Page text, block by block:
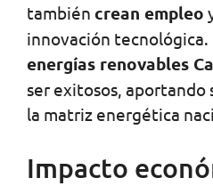
también crean empleo
innovación tecnológica.
energías renovables
ser exitosos,
la matriz energética
Impacto